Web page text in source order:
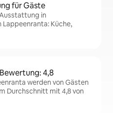
für Gäste
in
Küche,
4,8
werden von Gästen
Durchschnitt mit 4,8 von